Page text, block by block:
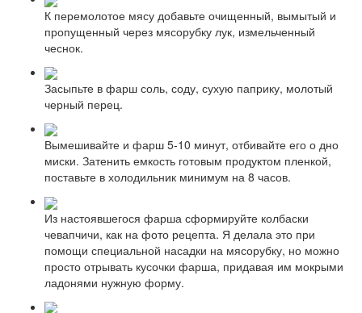
К перемолотое мясу добавьте очищенный, вымытый и
пропущенный через мясорубку лук, измельченный
чеснок.
Засыпьте в фарш соль, соду, сухую паприку, молотый
черный перец.
Вымешивайте и фарш 5-10 минут, отбивайте его о дно
миски. Затенить емкость готовым продуктом пленкой,
поставьте в холодильник минимум на 8 часов.
Из настоявшегося фарша сформируйте колбаски
чевапчичи, как на фото рецепта. Я делала это при
помощи специальной насадки на мясорубку, но можно
просто отрывать кусочки фарша, придавая им мокрыми
ладонями нужную форму.